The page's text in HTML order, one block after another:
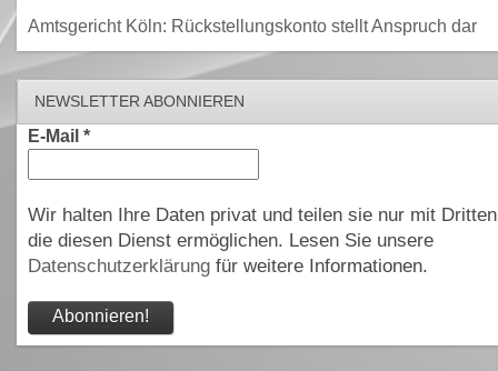
Amtsgericht Köln: Rückstellungskonto stellt Anspruch dar
NEWSLETTER ABONNIEREN
E-Mail *
Wir halten Ihre Daten privat und teilen sie nur mit
die diesen Dienst ermöglichen. Lesen Sie unsere
Datenschutzerklärungfür weitere Informationen.